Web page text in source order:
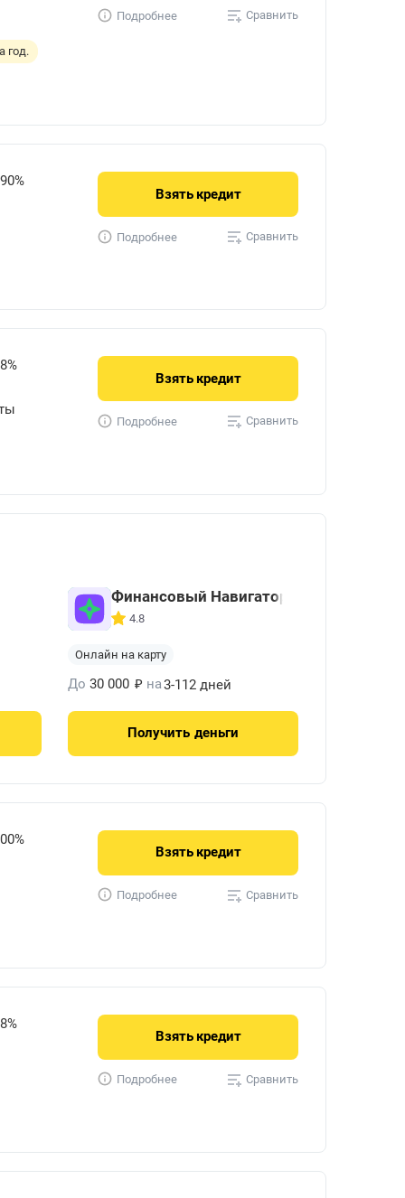
год.
Подробнее Сравнить
Взять кредит
Подробнее Сравнить
Взять кредит
Подробнее Сравнить
Финансовый Навигатор
4.8
Онлайн на карту
До 30 000 ₽ на3-112 дней
Получить деньги
Взять кредит
Подробнее Сравнить
Взять кредит
Подробнее Сравнить